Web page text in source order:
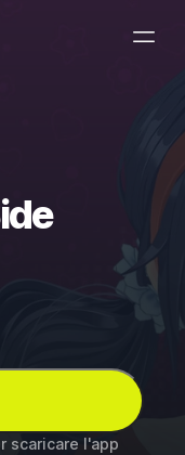
scaricare l'app